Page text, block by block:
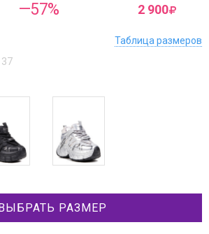
—57% 2 900
Таблица размеров
37
ВЫБРАТЬ РАЗМЕР